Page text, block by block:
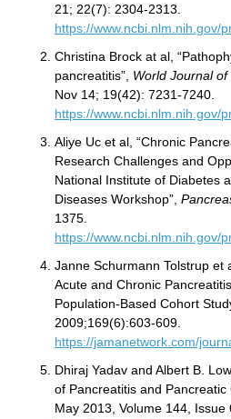
21; 22(7): 2304-2313.
https://www.ncbi.nlm.nih.gov/
Christina Brock at al,
pancreatitis”, World Journal
Nov 14; 19(42): 7231-7240.
https://www.ncbi.nlm.nih.gov/
Aliye Uc et al, “Chronic
Research Challenges and
National Institute of Diabetes
Diseases Workshop”,
1375.
https://www.ncbi.nlm.nih.gov/
Janne Schurmann Tolstrup et
Acute and Chronic
Population-Based Cohort
2009;169(6):603-609.
https://jamanetwork.com/
Dhiraj Yadav and Albert B.
of Pancreatitis and Pancreatic
May 2013, Volume 144, Issue